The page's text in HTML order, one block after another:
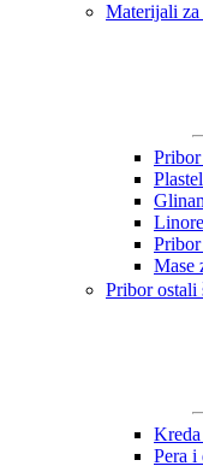
Materijali
Pribor
Mase
Pribor ostali
Pera i